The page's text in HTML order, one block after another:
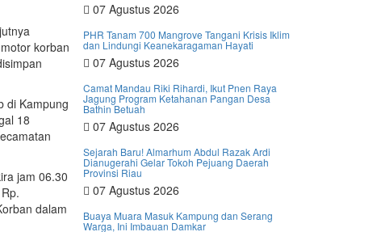
korban
di Kampung
18
jam 06.30
dalam
07 Agustus 2026
PHR Tanam 700 Mangrove Tangani Krisis Iklim
dan Lindungi Keanekaragaman Hayati
07 Agustus 2026
Camat Mandau Riki Rihardi, Ikut Pnen Raya
Jagung Program Ketahanan Pangan Desa
Bathin Betuah
07 Agustus 2026
Sejarah Baru! Almarhum Abdul Razak Ardi
Dianugerahi Gelar Tokoh Pejuang Daerah
Provinsi Riau
07 Agustus 2026
Buaya Muara Masuk Kampung dan Serang
Warga, Ini Imbauan Damkar